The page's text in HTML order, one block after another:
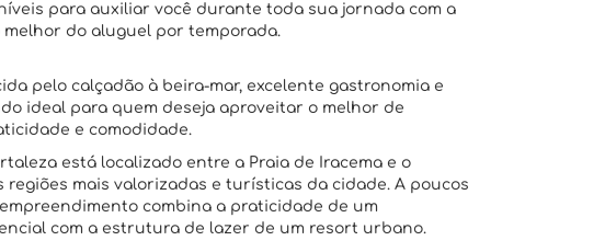
para auxiliar você durante toda sua jornada com a
do aluguel por temporada.
pelo calçadão à beira-mar, excelente gastronomia e
ideal para quem deseja aproveitar o melhor de
e comodidade.
está localizado entre a Praia de Iracema e o
regiões mais valorizadas e turísticas da cidade. A poucos
combina a praticidade de um
com a estrutura de lazer de um resort urbano.